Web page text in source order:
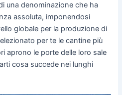
una denominazione che ha
assoluta, imponendosi
globale per la produzione di
per te le cantine più
aprono le porte delle loro sale
cosa succede nei lunghi